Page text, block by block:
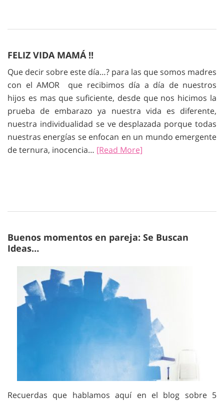
FELIZ VIDA MAMÁ !!
Que decir sobre este día…? para las que somos madres
con el AMOR que recibimos día a día de nuestros
hijos es mas que suficiente, desde que nos hicimos la
prueba de embarazo ya nuestra vida es diferente,
nuestra individualidad se ve desplazada porque todas
nuestras energías se enfocan en un mundo emergente
de ternura, inocencia… [Read More]
Buenos momentos en pareja: Se Buscan
Ideas…
Recuerdas que hablamos aquí en el blog sobre 5